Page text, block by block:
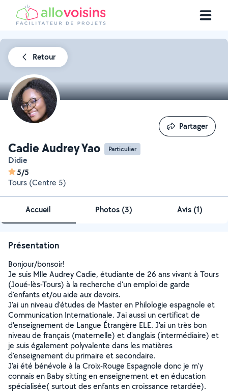
Retour
Cadie Audrey Yao Particulier
Didie
5/5
Tours (Centre 5)
Partager
Partager
Accueil Photos (3) Avis (1)
Présentation
Bonjour/bonsoir!
Je suis Mlle Audrey Cadie, étudiante de 26 ans vivant à Tours
(Joué-lès-Tours) à la recherche d'un emploi de garde
d'enfants et/ou aide aux devoirs.
J'ai un niveau d'études de Master en Philologie espagnole et
Communication Internationale. J'ai aussi un certificat de
d'enseignement de Langue Étrangère ELE. J'ai un très bon
niveau de français (maternelle) et d'anglais (intermédiaire) et
je suis également polyvalente dans les matières
d'enseignement du primaire et secondaire.
J'ai été bénévole à la Croix-Rouge Espagnole donc je m'y
connais en Baby sitting en enseignement et en éducation
spécialisée( surtout des enfants en croissance retardée).